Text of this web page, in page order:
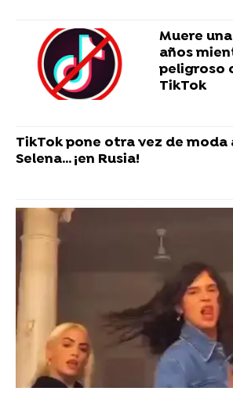
Muere
años
peligroso
TikTok
TikTok pone otra vez de moda
Selena... ¡en Rusia!